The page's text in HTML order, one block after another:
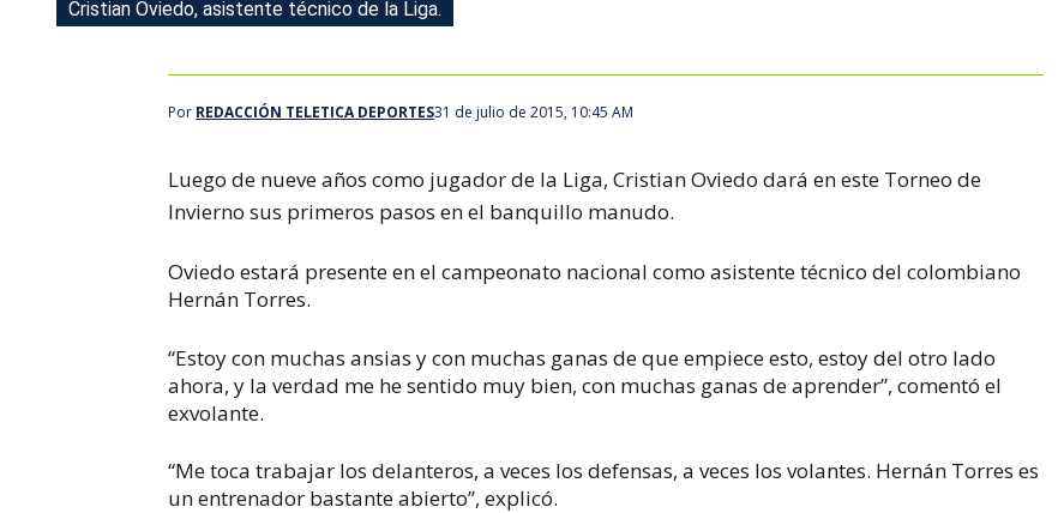
Cristian Oviedo, asistente técnico de la Liga.
Por REDACCIÓN TELETICA DEPORTES31 de julio de 2015, 10:45 AM
Luego de nueve años como jugador de la Liga, Cristian Oviedo dará en este Torneo de
Invierno sus primeros pasos en el banquillo manudo.
Oviedo estará presente en el campeonato nacional como asistente técnico del colombiano
Hernán Torres.
“Estoy con muchas ansias y con muchas ganas de que empiece esto, estoy del otro lado
ahora, y la verdad me he sentido muy bien, con muchas ganas de aprender”, comentó el
exvolante.
“Me toca trabajar los delanteros, a veces los defensas, a veces los volantes. Hernán Torres es
un entrenador bastante abierto”, explicó.